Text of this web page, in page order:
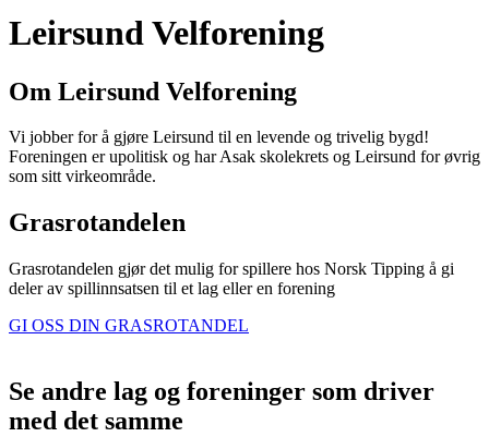
Leirsund Velforening
Om Leirsund Velforening
Vi jobber for å gjøre Leirsund til en levende og trivelig bygd!
Foreningen er upolitisk og har Asak skolekrets og Leirsund for øvrig
som sitt virkeområde.
Grasrotandelen
Grasrotandelen gjør det mulig for spillere hos Norsk Tipping å gi
deler av spillinnsatsen til et lag eller en forening
GI OSS DIN GRASROTANDEL
Se andre lag og foreninger som driver
med det samme